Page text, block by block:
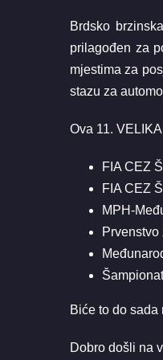
Brdsko
prilagođen za
mjestima za
stazu za
Ova 11.
FIA CEZ
FIA CEZ
MPH-
Biće to do
Dobro došli na